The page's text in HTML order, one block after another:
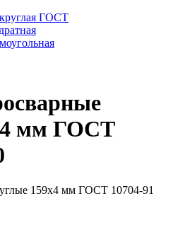
круглая ГОСТ
мм ГОСТ